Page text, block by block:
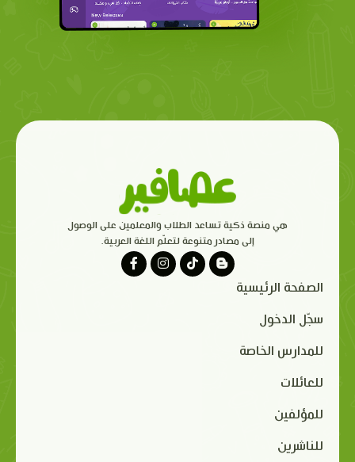
هي منصة ذكية تساعد الطلاب والمعلمين على الوصول
إلى مصادر متنوعة لتعلّم اللغة العربية.
الصفحة الرئيسية
سجّل الدخول
للمدارس الخاصة
للعائلات
للمؤلفين
للناشرين